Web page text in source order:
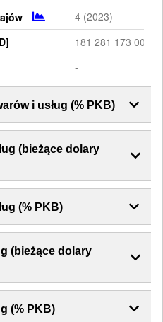
4 (2023)
181 281 173 003
-
i usług (% PKB)
(bieżące dolary
(% PKB)
(bieżące dolary
(% PKB)